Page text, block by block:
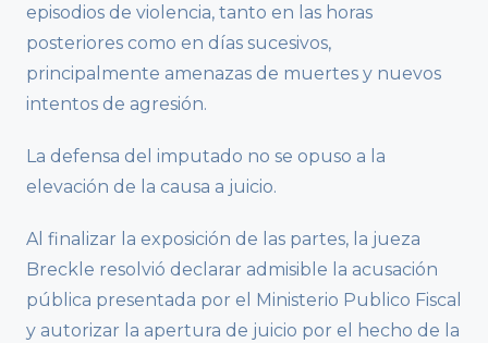
episodios de violencia, tanto en las horas
posteriores como en días sucesivos,
principalmente amenazas de muertes y nuevos
intentos de agresión.
La defensa del imputado no se opuso a la
elevación de la causa a juicio.
Al finalizar la exposición de las partes, la jueza
Breckle resolvió declarar admisible la acusación
pública presentada por el Ministerio Publico Fiscal
y autorizar la apertura de juicio por el hecho de la